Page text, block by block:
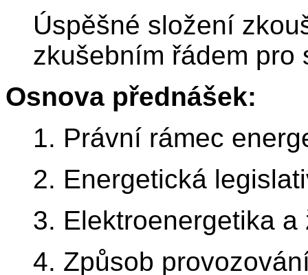
Úspěšné složení
zkušebním řádem pro
Osnova přednášek:
1. Právní rámec
2. Energetická
3. Elektroenergetika
4. Způsob